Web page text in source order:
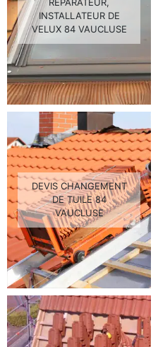
RÉPARATEUR,
INSTALLATEUR DE
VELUX 84 VAUCLUSE
DEVIS CHANGEMENT
DE TUILE 84
VAUCLUSE